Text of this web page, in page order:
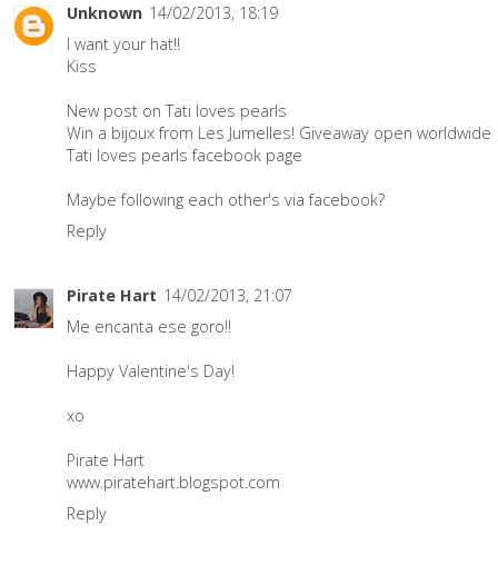
Unknown 14/02/2013, 18:19
I want your hat!!
Kiss
New post on Tati loves pearls
Win a bijoux from Les Jumelles! Giveaway open worldwide
Tati loves pearls facebook page
Maybe following each other's via facebook?
Reply
Pirate Hart 14/02/2013, 21:07
Me encanta ese goro!!
Happy Valentine's Day!
xo
Pirate Hart
www.piratehart.blogspot.com
Reply